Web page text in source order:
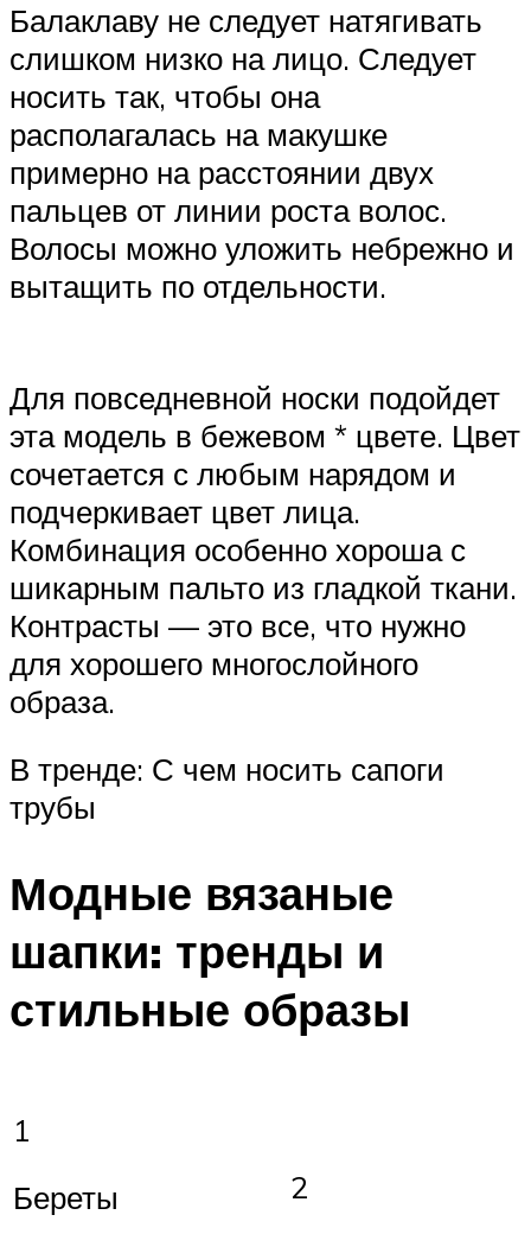
Балаклаву не следует натягивать
слишком низко на лицо. Следует
носить так, чтобы она
располагалась на макушке
примерно на расстоянии двух
пальцев от линии роста волос.
Волосы можно уложить небрежно и
вытащить по отдельности.
Для повседневной носки подойдет
эта модель в бежевом * цвете. Цвет
сочетается с любым нарядом и
подчеркивает цвет лица.
Комбинация особенно хороша с
шикарным пальто из гладкой ткани.
Контрасты — это все, что нужно
для хорошего многослойного
образа.
В тренде: С чем носить сапоги
трубы
Модные вязаные
шапки: тренды и
стильные образы
1
Береты
2